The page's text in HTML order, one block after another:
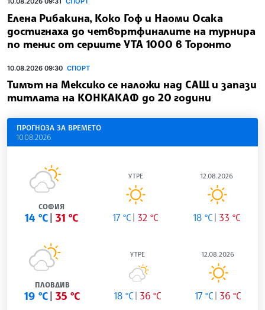
Елена Рибакина, Коко Гоф и Наоми Осака
достигнаха до четвъртфиналите на турнира
по тенис от сериите УТА 1000 в Торонто
10.08.2026 09:30 СПОРТ
Тимът на Мексико се наложи над САЩ и запази
титлата на КОНКАКАФ до 20 години
ПРОГНОЗА ЗА ВРЕМЕТО
10.08.2026
СОФИЯ
14 °C 31 °C
УТРЕ
17 °C 32 °C
12.08.2026
18 °C 33 °C
ПЛОВДИВ
19 °C 35 °C
УТРЕ
18 °C 36 °C
12.08.2026
17 °C 36 °C